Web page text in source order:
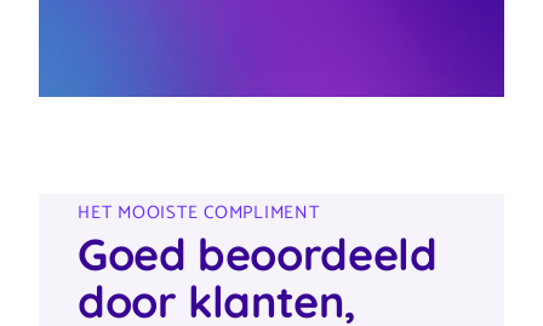
HET MOOISTE COMPLIMENT
Goed beoordeeld
door klanten,